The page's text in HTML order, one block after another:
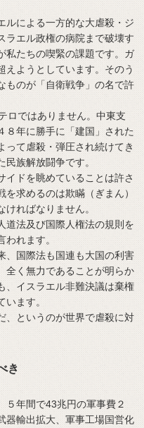
による一方的な大虐殺・ジ
ラエル政権の病院まで破壊す
私たちの喫緊の課題です。ガ
えようとしています。そのう
ものが「自衛戦争」の名で許
ロではありません。中東支
８年に勝手に「建国」された
って虐殺・弾圧され続けてき
族解放闘争です。
ドを眺めていることは許さ
求めるのは欺瞞（ぎまん）
ればなりません。
法及び国際人権法の規則を
れます。
国際法も国連も大国の利害
全く無力であることが明らか
、イスラエル非難決議は棄権
ます。
というのが世界で虐殺に対
き
年間で43兆円の軍事費２
器輸出拡大、軍事工場国営化